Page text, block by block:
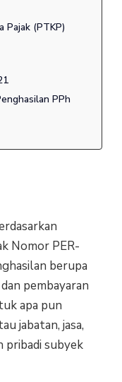
Pajak (PTKP)
PPh
Nomor PER-
berupa
pembayaran
apa pun
jabatan, jasa,
pribadi subyek